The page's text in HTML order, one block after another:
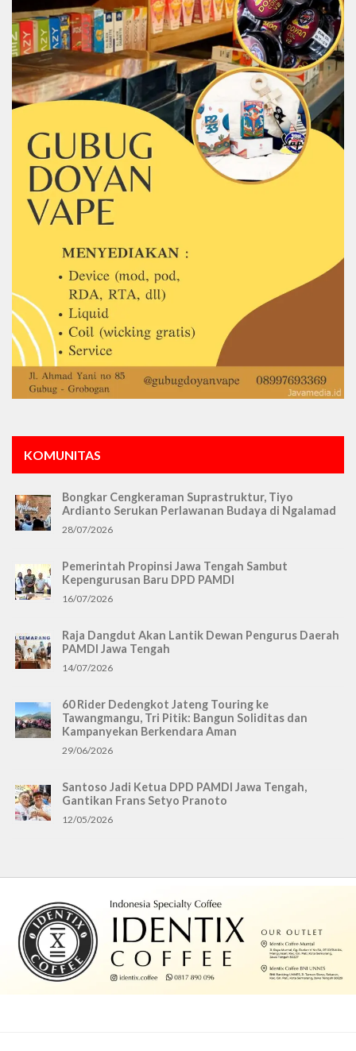
KOMUNITAS
Bongkar Cengkeraman Suprastruktur, Tiyo
Ardianto Serukan Perlawanan Budaya di Ngalamad
28/07/2026
Pemerintah Propinsi Jawa Tengah Sambut
Kepengurusan Baru DPD PAMDI
16/07/2026
Raja Dangdut Akan Lantik Dewan Pengurus Daerah
PAMDI Jawa Tengah
14/07/2026
60 Rider Dedengkot Jateng Touring ke
Tawangmangu, Tri Pitik: Bangun Soliditas dan
Kampanyekan Berkendara Aman
29/06/2026
Santoso Jadi Ketua DPD PAMDI Jawa Tengah,
Gantikan Frans Setyo Pranoto
12/05/2026